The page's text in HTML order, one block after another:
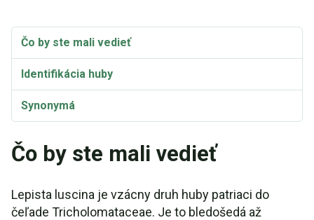
Čo by ste mali vedieť
Identifikácia huby
Synonymá
Čo by ste mali vedieť
Lepista luscina je vzácny druh huby patriaci do
čeľade Tricholomataceae. Je to bledošedá až